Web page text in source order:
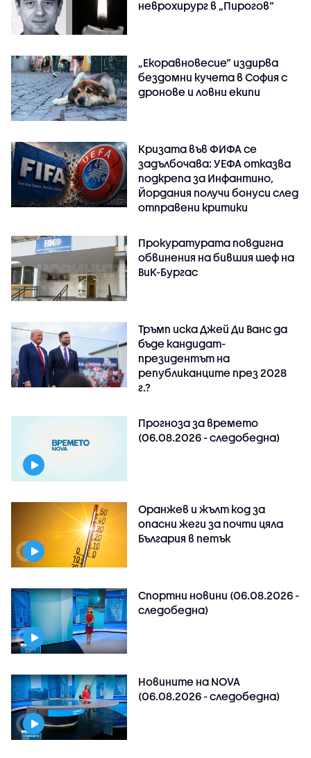
неврохирург в „Пирогов“
„Екоравновесие“ издирва
бездомни кучета в София с
дронове и ловни екипи
Кризата във ФИФА се
задълбочава: УЕФА отказва
подкрепа за Инфантино,
Йордания получи бонуси след
отправени критики
Прокуратурата повдигна
обвинения на бившия шеф на
ВиК-Бургас
Тръмп иска Джей Ди Ванс да
бъде кандидат-
президентът на
републиканците през 2028
г.?
Прогноза за времето
(06.08.2026 - следобедна)
Оранжев и жълт код за
опасни жеги за почти цяла
България в петък
Спортни новини (06.08.2026 -
следобедна)
Новините на NOVA
(06.08.2026 - следобедна)